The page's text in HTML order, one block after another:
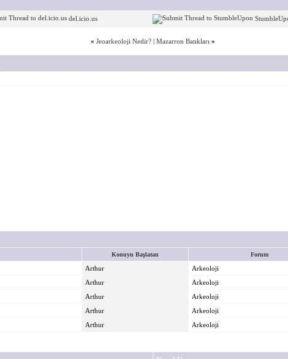
del.icio.us
« Jeoarkeoloji Nedir?| Mazarron Batıkları »
Konuyu Başlatan Forum
Arthur Arkeoloji
Arthur Arkeoloji
Arthur Arkeoloji
Arthur Arkeoloji
Arthur Arkeoloji